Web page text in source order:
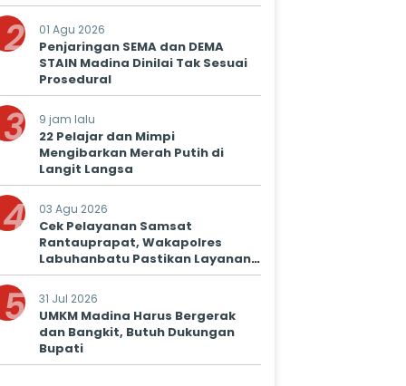
2 01 Agu 2026
Penjaringan SEMA dan DEMA
STAIN Madina Dinilai Tak Sesuai
Prosedural
3 9 jam lalu
22 Pelajar dan Mimpi
Mengibarkan Merah Putih di
Langit Langsa
4 03 Agu 2026
Cek Pelayanan Samsat
Rantauprapat, Wakapolres
Labuhanbatu Pastikan Layanan
Prima untuk Masyarakat
5 31 Jul 2026
UMKM Madina Harus Bergerak
dan Bangkit, Butuh Dukungan
Bupati